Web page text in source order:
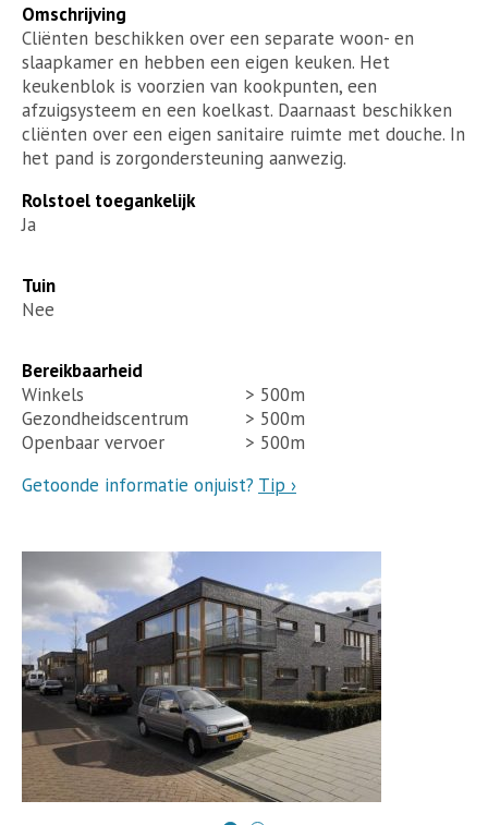
Omschrijving
Cliënten beschikken over een separate woon- en
slaapkamer en hebben een eigen keuken. Het
keukenblok is voorzien van kookpunten, een
afzuigsysteem en een koelkast. Daarnaast beschikken
cliënten over een eigen sanitaire ruimte met douche. In
het pand is zorgondersteuning aanwezig.
Rolstoel toegankelijk
Ja
Tuin
Nee
Bereikbaarheid
Winkels
> 500m
Gezondheidscentrum
> 500m
Openbaar vervoer
> 500m
Getoonde informatie onjuist? Tip ›